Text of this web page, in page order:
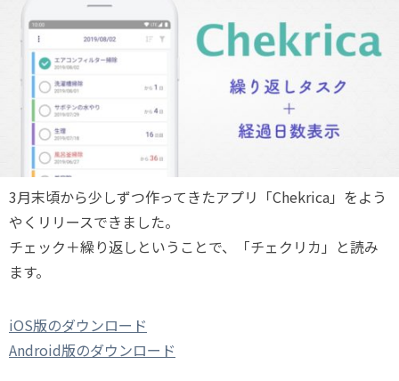
3月末頃から少しずつ作ってきたアプリ「Chekrica」をよう
やくリリースできました。
チェック＋繰り返しということで、「チェクリカ」と読み
ます。
iOS版のダウンロード
Android版のダウンロード